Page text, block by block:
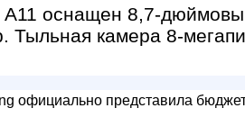
оснащен 8,7-
Тыльная камера 8-